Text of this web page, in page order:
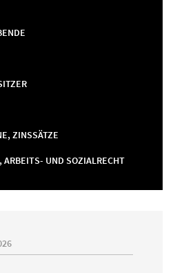
ZINSSÄTZE
ARBEITS- UND SOZIALRECHT